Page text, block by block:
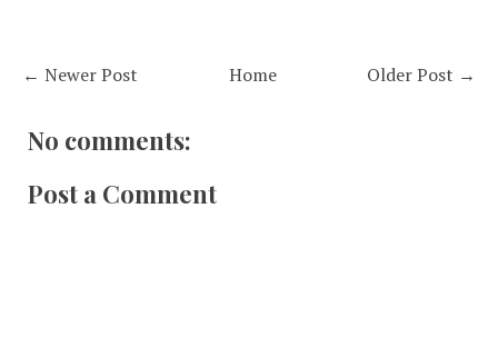
← Newer Post Older Post →
Home
No comments:
Post a Comment